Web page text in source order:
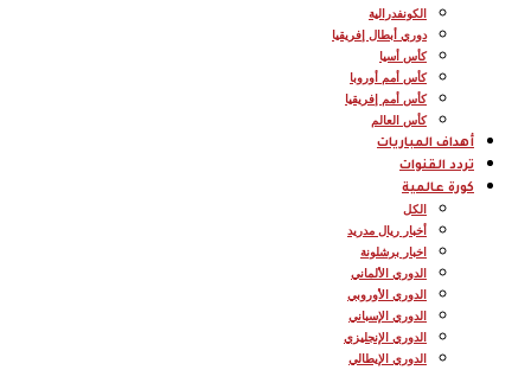
الكونفدرالية
دوري أبطال إفريقيا
كأس أسيا
كأس أمم أوروبا
كأس أمم إفريقيا
كأس العالم
أهداف المباريات
تردد القنوات
كورة عالمية
الكل
أخبار ريال مدريد
اخبار برشلونة
الدوري الألماني
الدوري الأوروبي
الدوري الإسباني
الدوري الإنجليزي
الدوري الإيطالي